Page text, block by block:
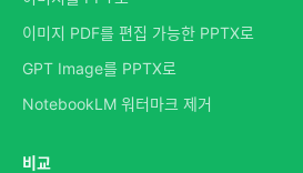
이미지 PDF를 편집 가능한 PPTX로
GPT Image를 PPTX로
NotebookLM 워터마크 제거
비교